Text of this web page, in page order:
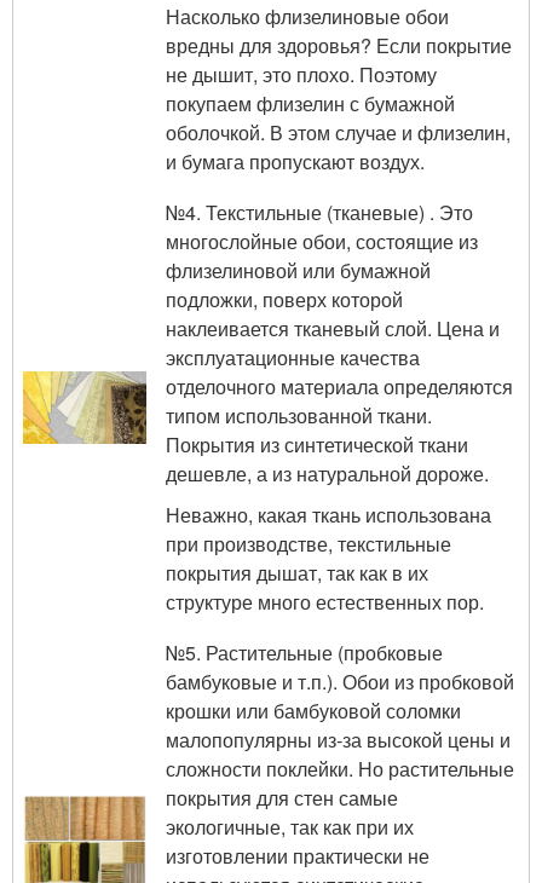
Насколько флизелиновые обои
вредны для здоровья? Если покрытие
не дышит, это плохо. Поэтому
покупаем флизелин с бумажной
оболочкой. В этом случае и флизелин,
и бумага пропускают воздух.
№4. Текстильные (тканевые) . Это
многослойные обои, состоящие из
флизелиновой или бумажной
подложки, поверх которой
наклеивается тканевый слой. Цена и
эксплуатационные качества
отделочного материала определяются
типом использованной ткани.
Покрытия из синтетической ткани
дешевле, а из натуральной дороже.
Неважно, какая ткань использована
при производстве, текстильные
покрытия дышат, так как в их
структуре много естественных пор.
№5. Растительные (пробковые
бамбуковые и т.п.). Обои из пробковой
крошки или бамбуковой соломки
малопопулярны из-за высокой цены и
сложности поклейки. Но растительные
покрытия для стен самые
экологичные, так как при их
изготовлении практически не